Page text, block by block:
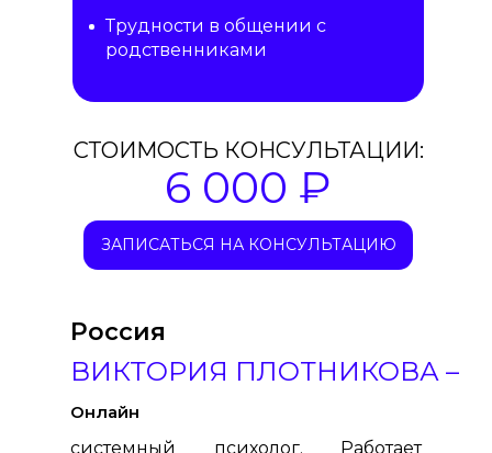
СТОИМОСТЬ КОНСУЛЬТАЦИИ:
6 000 ₽
Трудности в общении с
родственниками
ЗАПИСАТЬСЯ НА КОНСУЛЬТАЦИЮ
системный психолог. Работает
Онлайн
ВИКТОРИЯ ПЛОТНИКОВА –
Россия